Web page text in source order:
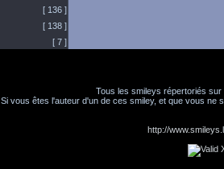
[ 136 ]
[ 138 ]
[ 7 ]
Tous les smileys répertoriés
Si vous êtes l'auteur d'un de ces smiley, et que vous ne
http://